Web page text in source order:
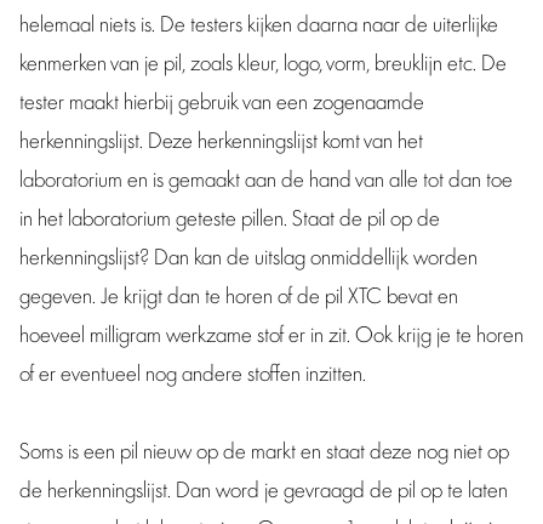
helemaal niets is. De testers kijken daarna naar de uiterlijke
kenmerken van je pil, zoals kleur, logo, vorm, breuklijn etc. De
tester maakt hierbij gebruik van een zogenaamde
herkenningslijst. Deze herkenningslijst komt van het
laboratorium en is gemaakt aan de hand van alle tot dan toe
in het laboratorium geteste pillen. Staat de pil op de
herkenningslijst? Dan kan de uitslag onmiddellijk worden
gegeven. Je krijgt dan te horen of de pil XTC bevat en
hoeveel milligram werkzame stof er in zit. Ook krijg je te horen
of er eventueel nog andere stoffen inzitten.
Soms is een pil nieuw op de markt en staat deze nog niet op
de herkenningslijst. Dan word je gevraagd de pil op te laten